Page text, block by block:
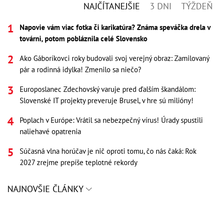
NAJČÍTANEJŠIE 3 DNI TÝŽDEŇ
Napovie vám viac fotka či karikatúra? Známa speváčka drela v
továrni, potom pobláznila celé Slovensko
Ako Gáboríkovci roky budovali svoj verejný obraz: Zamilovaný
pár a rodinná idylka! Zmenilo sa niečo?
Europoslanec Zdechovský varuje pred ďalším škandálom:
Slovenské IT projekty preveruje Brusel, v hre sú milióny!
Poplach v Európe: Vrátil sa nebezpečný vírus! Úrady spustili
naliehavé opatrenia
Súčasná vlna horúčav je nič oproti tomu, čo nás čaká: Rok
2027 zrejme prepíše teplotné rekordy
NAJNOVŠIE ČLÁNKY